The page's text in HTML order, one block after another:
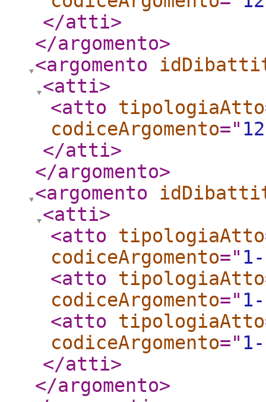
</atti>
</argomento>
<argomento
<atti>
<atto
tipologiaAtto
codiceArgomento="
</atti>
</argomento>
<argomento
<atti>
<atto
tipologiaAtto
codiceArgomento="
<atto
tipologiaAtto
codiceArgomento="
<atto
tipologiaAtto
codiceArgomento="
</atti>
</argomento>